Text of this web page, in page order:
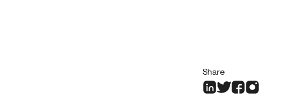
Share